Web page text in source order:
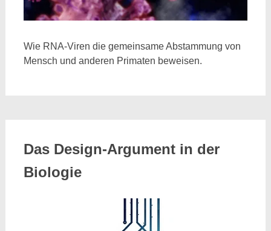
Wie RNA-Viren die gemeinsame Abstammung von
Mensch und anderen Primaten beweisen.
Das Design-Argument in der
Biologie